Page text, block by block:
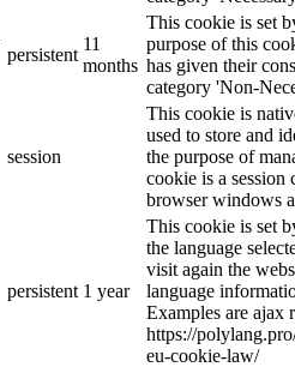
persistent
11
months
This cookie is set
purpose of this
has given their
category 'Non-
session
This cookie is
used to store and
the purpose of
cookie is a session
browser windows
persistent 1 year
This cookie is set
the language
visit again the
language
Examples are ajax
https://
eu-cookie-law/